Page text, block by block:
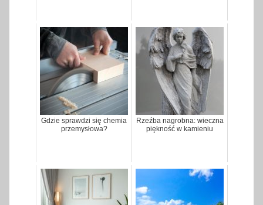
Gdzie sprawdzi się chemia
przemysłowa?
Rzeźba nagrobna: wieczna
piękność w kamieniu